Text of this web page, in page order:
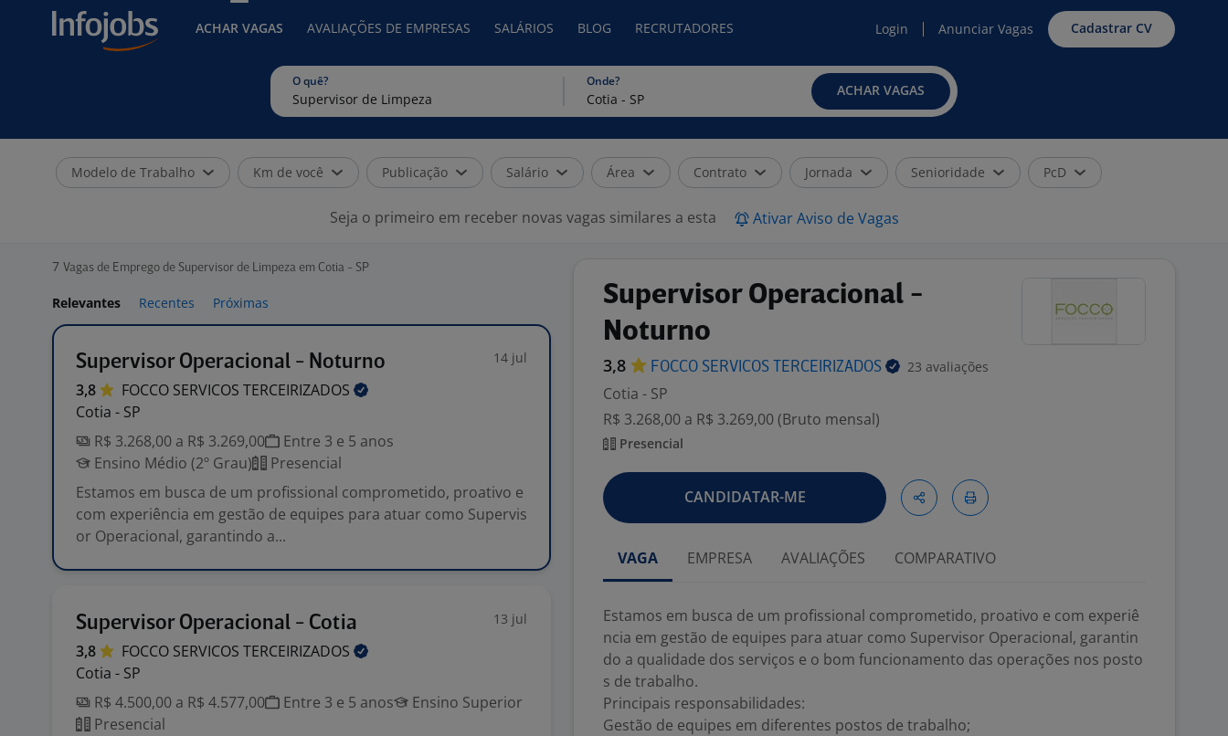
ACHAR VAGAS AVALIAÇÕES DE EMPRESAS SALÁRIOS BLOG RECRUTADORES Login Anunciar Vagas Cadastrar CV
O quê? Onde?
ACHAR VAGAS
Modelo de Trabalho Km de você Publicação Salário Área Contrato Jornada Senioridade PcD
Seja o primeiro em receber novas vagas similares a esta Ativar Aviso de Vagas
7 Vagas de Emprego de Supervisor de Limpeza em Cotia - SP
Relevantes Recentes Próximas
Supervisor Operacional - Noturno 14 jul
3,8 FOCCO SERVICOS TERCEIRIZADOS
Cotia - SP
R$ 3.268,00 a R$ 3.269,00
Entre 3 e 5 anos
Ensino Médio (2º Grau)
Presencial
Estamos em busca de um profissional comprometido, proativo e
com experiência em gestão de equipes para atuar como Supervis
or Operacional, garantindo a...
Supervisor Operacional - Cotia 13 jul
3,8 FOCCO SERVICOS TERCEIRIZADOS
Cotia - SP
R$ 4.500,00 a R$ 4.577,00
Entre 3 e 5 anos
Ensino Superior
Presencial
Supervisor Operacional -
Noturno
3,8 FOCCO SERVICOS TERCEIRIZADOS 23 avaliações
Cotia - SP
R$ 3.268,00 a R$ 3.269,00 (Bruto mensal)
Presencial
CANDIDATAR-ME
VAGA EMPRESA AVALIAÇÕES COMPARATIVO
Estamos em busca de um profissional comprometido, proativo e com experiê
ncia em gestão de equipes para atuar como Supervisor Operacional, garantin
do a qualidade dos serviços e o bom funcionamento das operações nos posto
s de trabalho.
Principais responsabilidades:
Gestão de equipes em diferentes postos de trabalho;